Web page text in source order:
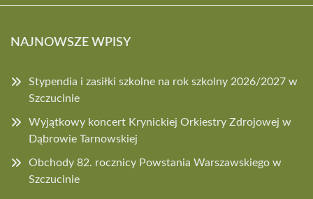
NAJNOWSZE WPISY
Stypendia i zasiłki szkolne na rok szkolny 2026/2027 w
Szczucinie
Wyjątkowy koncert Krynickiej Orkiestry Zdrojowej w
Dąbrowie Tarnowskiej
Obchody 82. rocznicy Powstania Warszawskiego w
Szczucinie